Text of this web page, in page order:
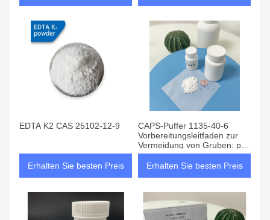
EDTA K2 CAS 25102-12-9
Erhalten Sie besten Preis
CAPS-Puffer 1135-40-6
Vorbereitungsleitfaden zur
Vermeidung von Gruben: pH-
Kalibrierungsdetails, die von
99% der Versuchsleiter
Erhalten Sie besten Preis